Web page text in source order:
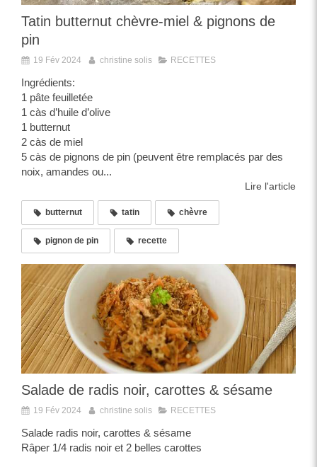
Tatin butternut chèvre-miel & pignons de
pin
19 Fév 2024 christine solis RECETTES
Ingrédients:
1 pâte feuilletée
1 càs d’huile d’olive
1 butternut
2 càs de miel
5 càs de pignons de pin (peuvent être remplacés par des
noix, amandes ou...
Lire l'article
butternut tatin chèvre
pignon de pin recette
Salade de radis noir, carottes & sésame
19 Fév 2024 christine solis RECETTES
Salade radis noir, carottes & sésame
Râper 1/4 radis noir et 2 belles carottes